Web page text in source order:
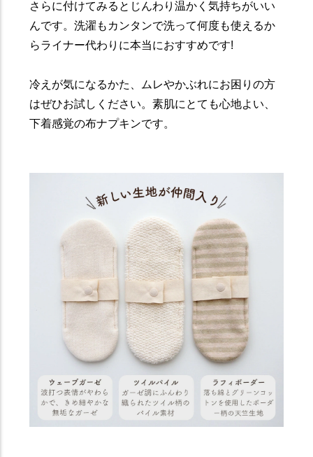
さらに付けてみるとじんわり温かく気持ちがいい
んです。洗濯もカンタンで洗って何度も使えるか
らライナー代わりに本当におすすめです!
冷えが気になるかた、ムレやかぶれにお困りの方
はぜひお試しください。素肌にとても心地よい、
下着感覚の布ナプキンです。